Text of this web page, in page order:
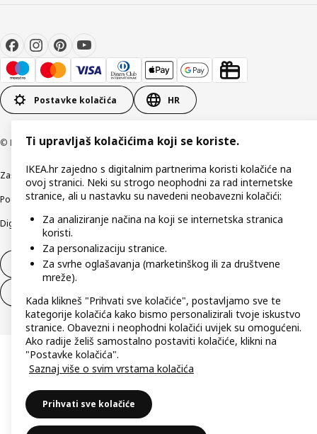
Postavke kolačića HR
© Inter IKEA Systems B.V 1999-2026
Zaštita privatnostiKako koristimo kolačiće (Cookies) Uvjeti poslovanja
Podaci o tvrtki IKEA HrvatskaEtično otkrivanje sigurnosnih nedostataka
Digitalna pristupačnost
Jednostrani raskid ugovora
Ti upravljaš kolačićima koji se koriste.
IKEA.hr zajedno s digitalnim partnerima koristi kolačiće na
ovoj stranici. Neki su strogo neophodni za rad internetske
stranice, ali u nastavku su navedeni neobavezni kolačići:
Za analiziranje načina na koji se internetska stranica
koristi.
Za personalizaciju stranice.
Za svrhe oglašavanja (marketinškog ili za društvene
mreže).
Kada klikneš "Prihvati sve kolačiće", postavljamo sve te
kategorije kolačića kako bismo personalizirali tvoje iskustvo
stranice. Obavezni i neophodni kolačići uvijek su omogućeni.
Ako radije želiš samostalno postaviti kolačiće, klikni na
"Postavke kolačića".
Saznaj više o svim vrstama kolačića
Prihvati sve kolačiće